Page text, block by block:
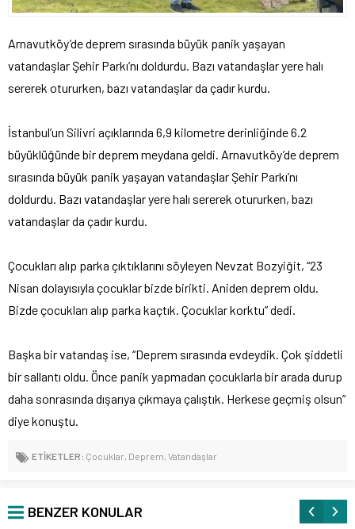
Arnavutköy’de deprem sırasında büyük panik yaşayan
vatandaşlar Şehir Parkı’nı doldurdu. Bazı vatandaşlar yere halı
sererek otururken, bazı vatandaşlar da çadır kurdu.
İstanbul’un Silivri açıklarında 6,9 kilometre derinliğinde 6.2
büyüklüğünde bir deprem meydana geldi. Arnavutköy’de deprem
sırasında büyük panik yaşayan vatandaşlar Şehir Parkı’nı
doldurdu. Bazı vatandaşlar yere halı sererek otururken, bazı
vatandaşlar da çadır kurdu.
Çocukları alıp parka çıktıklarını söyleyen Nevzat Bozyiğit, “23
Nisan dolayısıyla çocuklar bizde birikti. Aniden deprem oldu.
Bizde çocukları alıp parka kaçtık. Çocuklar korktu” dedi.
Başka bir vatandaş ise, “Deprem sırasında evdeydik. Çok şiddetli
bir sallantı oldu. Önce panik yapmadan çocuklarla bir arada durup
daha sonrasında dışarıya çıkmaya çalıştık. Herkese geçmiş olsun”
diye konuştu.
ETİKETLER: Çocuklar, Deprem, Vatandaşlar
BENZER KONULAR